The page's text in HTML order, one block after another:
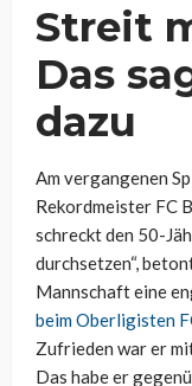
Streit
Das
dazu
Am vergangenen
Rekordmeister FC
schreckt den 50-
durchsetzen“,
Mannschaft eine
beim Oberligisten
Zufrieden war er
Das habe er